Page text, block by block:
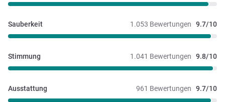
1.053 Bewertungen 9.7/10
Sauberkeit
1.041 Bewertungen 9.8/10
Stimmung
961 Bewertungen 9.7/10
Ausstattung